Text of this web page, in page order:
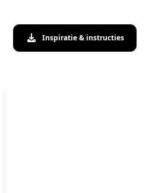
Inspiratie & instructies